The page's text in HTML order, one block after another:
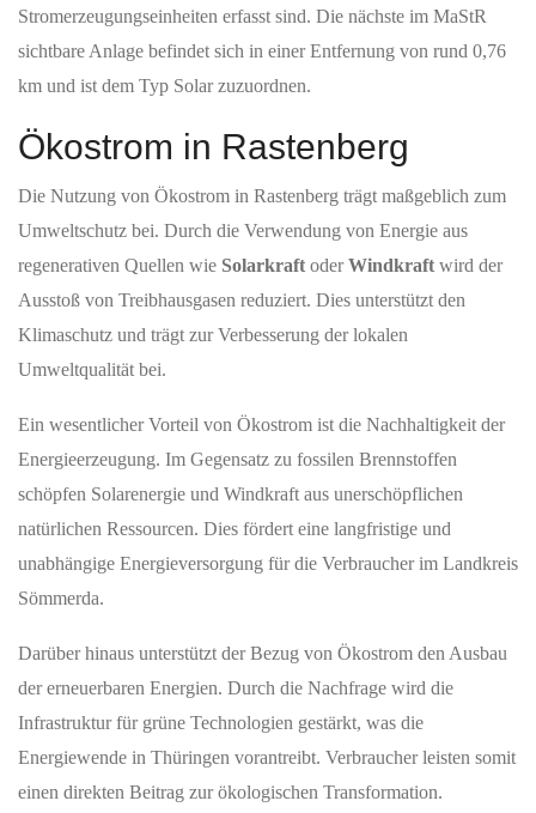
Stromerzeugungseinheiten erfasst sind. Die nächste im MaStR
sichtbare Anlage befindet sich in einer Entfernung von rund 0,76
km und ist dem Typ Solar zuzuordnen.
Ökostrom in Rastenberg
Die Nutzung von Ökostrom in Rastenberg trägt maßgeblich zum
Umweltschutz bei. Durch die Verwendung von Energie aus
regenerativen Quellen wie Solarkraft oderWindkraft wird der
Ausstoß von Treibhausgasen reduziert. Dies unterstützt den
Klimaschutz und trägt zur Verbesserung der lokalen
Umweltqualität bei.
Ein wesentlicher Vorteil von Ökostrom ist die Nachhaltigkeit der
Energieerzeugung. Im Gegensatz zu fossilen Brennstoffen
schöpfen Solarenergie und Windkraft aus unerschöpflichen
natürlichen Ressourcen. Dies fördert eine langfristige und
unabhängige Energieversorgung für die Verbraucher im Landkreis
Sömmerda.
Darüber hinaus unterstützt der Bezug von Ökostrom den Ausbau
der erneuerbaren Energien. Durch die Nachfrage wird die
Infrastruktur für grüne Technologien gestärkt, was die
Energiewende in Thüringen vorantreibt. Verbraucher leisten somit
einen direkten Beitrag zur ökologischen Transformation.